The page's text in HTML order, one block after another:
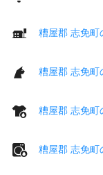
糟屋郡 志免町
糟屋郡 志免町
糟屋郡 志免町
糟屋郡 志免町